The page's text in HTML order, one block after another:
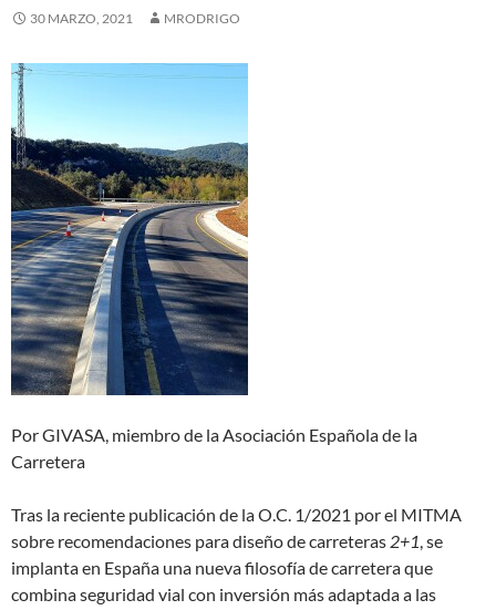
30 MARZO, 2021 MRODRIGO
Por GIVASA, miembro de la Asociación Española de la
Carretera
Tras la reciente publicación de la O.C. 1/2021 por el MITMA
sobre recomendaciones para diseño de carreteras 2+1, se
implanta en España una nueva filosofía de carretera que
combina seguridad vial con inversión más adaptada a las